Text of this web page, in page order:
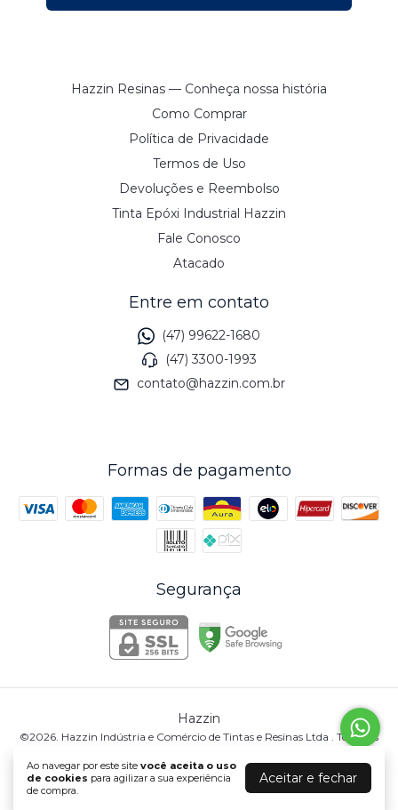
Ao navegar por este site você aceita o uso
de cookies para agilizar a sua experiência
de compra.
Aceitar e fechar
Hazzin Resinas — Conheça nossa história
Como Comprar
Política de Privacidade
Termos de Uso
Devoluções e Reembolso
Tinta Epóxi Industrial Hazzin
Fale Conosco
Atacado
Entre em contato
(47) 99622-1680
(47) 3300-1993
contato@hazzin.com.br
Formas de pagamento
Segurança
Hazzin
©2026. Hazzin Indústria e Comércio de Tintas e Resinas Ltda . Todos os